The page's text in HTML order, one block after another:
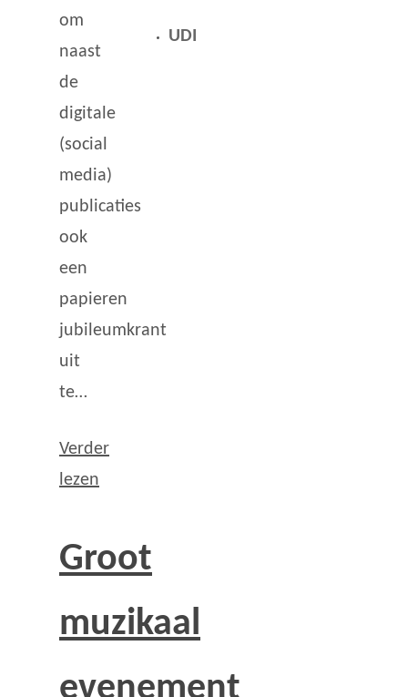
om
naast
de
digitale
(social
media)
publicaties
ook
een
papieren
jubileumkrant
uit
te…
Verder
lezen
Groot
muzikaal
evenement
UDI